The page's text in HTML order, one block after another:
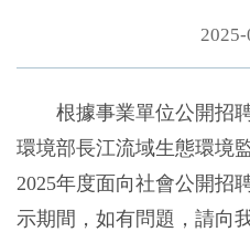
根據事業單位公開招聘
環境部長江流域生態環境
2025年度面向社會公開招
示期間，如有問題，請向